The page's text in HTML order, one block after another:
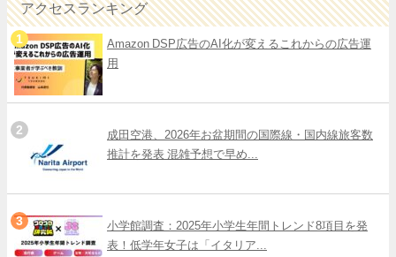
アクセスランキング
Amazon DSP広告のAI化が変えるこれからの広告運
用
成田空港、2026年お盆期間の国際線・国内線旅客数
推計を発表 混雑予想で早め...
小学館調査：2025年小学生年間トレンド8項目を発
表！低学年女子は「イタリア...